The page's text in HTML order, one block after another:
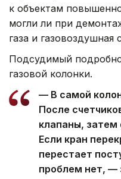
к объектам
могли ли при
газа и газовоздушная
Подсудимый
газовой колонки.
— В самой
После
клапаны,
Если кран
перестает
проблем нет, —